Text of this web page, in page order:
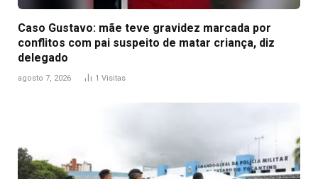
Caso Gustavo: mãe teve gravidez marcada por
conflitos com pai suspeito de matar criança, diz
delegado
agosto 7, 2026 1 Visitas